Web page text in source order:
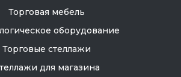
Торговая мебель
оборудование
Торговые стеллажи
для магазина